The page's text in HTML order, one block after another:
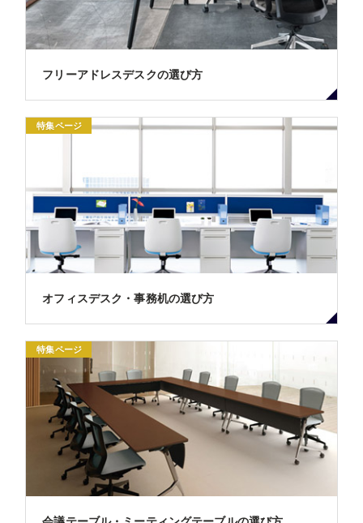
フリーアドレスデスクの選び方
特集ページ
オフィスデスク・事務机の選び方
特集ページ